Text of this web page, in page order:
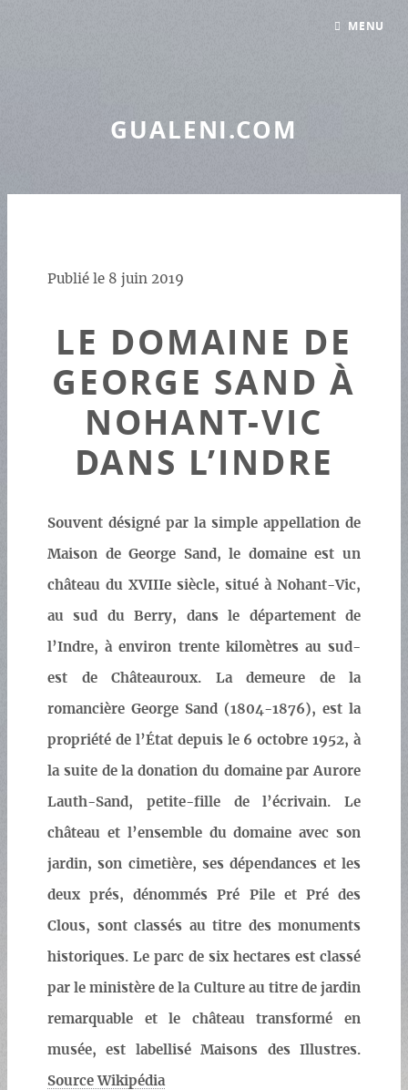
GUALENI.COM
Publié le 8 juin 2019
LE DOMAINE DE
GEORGE SAND À
NOHANT-VIC
DANS L’INDRE
Souvent désigné par la simple appellation de
Maison de George Sand, le domaine est un
château du XVIIIe siècle, situé à Nohant-Vic,
au sud du Berry, dans le département de
l’Indre, à environ trente kilomètres au sud-
est de Châteauroux. La demeure de la
romancière George Sand (1804-1876), est la
propriété de l’État depuis le 6 octobre 1952, à
la suite de la donation du domaine par Aurore
Lauth-Sand, petite-fille de l’écrivain. Le
château et l’ensemble du domaine avec son
jardin, son cimetière, ses dépendances et les
deux prés, dénommés Pré Pile et Pré des
Clous, sont classés au titre des monuments
historiques. Le parc de six hectares est classé
par le ministère de la Culture au titre de jardin
remarquable et le château transformé en
musée, est labellisé Maisons des Illustres.
Source Wikipédia
MENU